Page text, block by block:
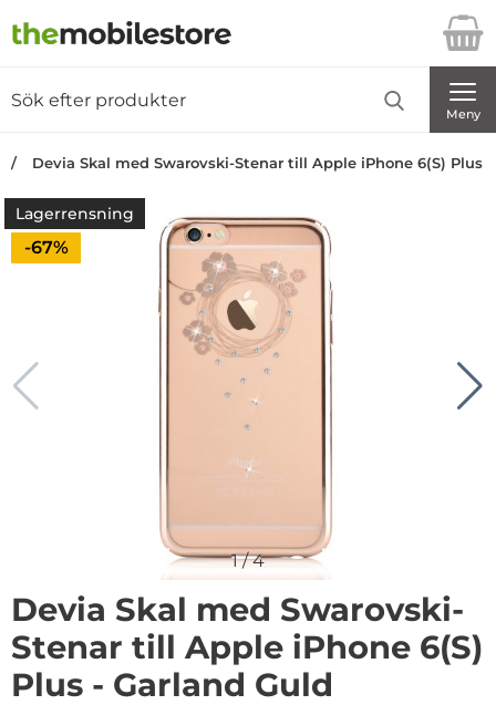
Startsidan för Danira Telecom AB
Meny
Devia Skal med Swarovski-Stenar till Apple iPhone 6(S) Plus
Lagerrensning
Priset är nedsatt med
-67%
1/4
Devia Skal med Swarovski-
Stenar till Apple iPhone 6(S)
Plus - Garland Guld